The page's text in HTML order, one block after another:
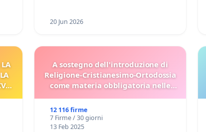
20 Jun 2026
LA
A sostegno dell'introduzione di
Religione-Cristianesimo-Ortodossia
come materia obbligatoria nelle
12 116 firme
7 Firme / 30 giorni
13 Feb 2025